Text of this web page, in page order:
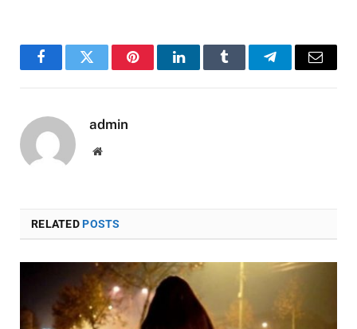
FacebookTwitter PinterestLinkedInTumblr TelegramEmail
admin
Website
RELATEDPOSTS